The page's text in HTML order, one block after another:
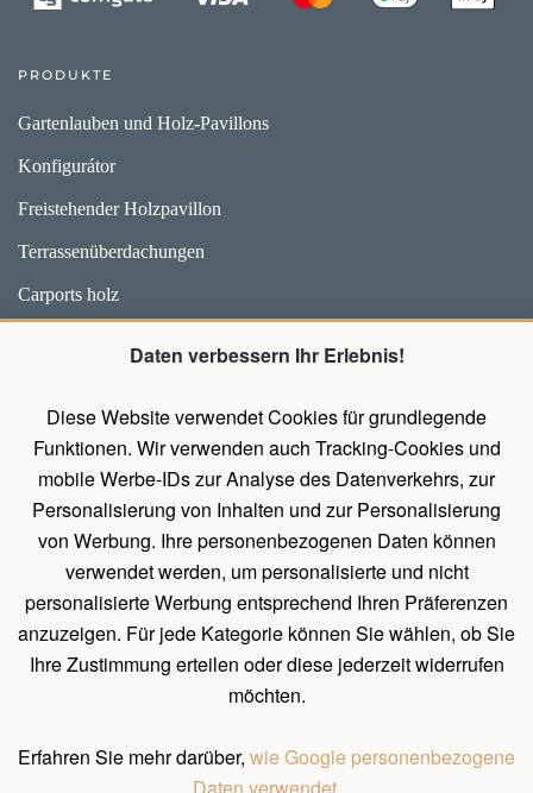
Daten verbessern Ihr Erlebnis!
Diese Website verwendet Cookies für grundlegende
Funktionen. Wir verwenden auch Tracking-Cookies und
mobile Werbe-IDs zur Analyse des Datenverkehrs, zur
Personalisierung von Inhalten und zur Personalisierung
von Werbung. Ihre personenbezogenen Daten können
verwendet werden, um personalisierte und nicht
personalisierte Werbung entsprechend Ihren Präferenzen
anzuzeigen. Für jede Kategorie können Sie wählen, ob Sie
Ihre Zustimmung erteilen oder diese jederzeit widerrufen
möchten.
Erfahren Sie mehr darüber, wie Google personenbezogene
PRODUKTE
Gartenlauben und Holz-Pavillons
Konfigurátor
Freistehender Holzpavillon
Terrassenüberdachungen
Carports holz
Pavillons mit Wänden
UNTERLAGEN
Belehrung über das Widerrufsrecht
Allgemeines Verfahren zum Erstellen einer Bestellung
Natürliche Holzeigenschaften